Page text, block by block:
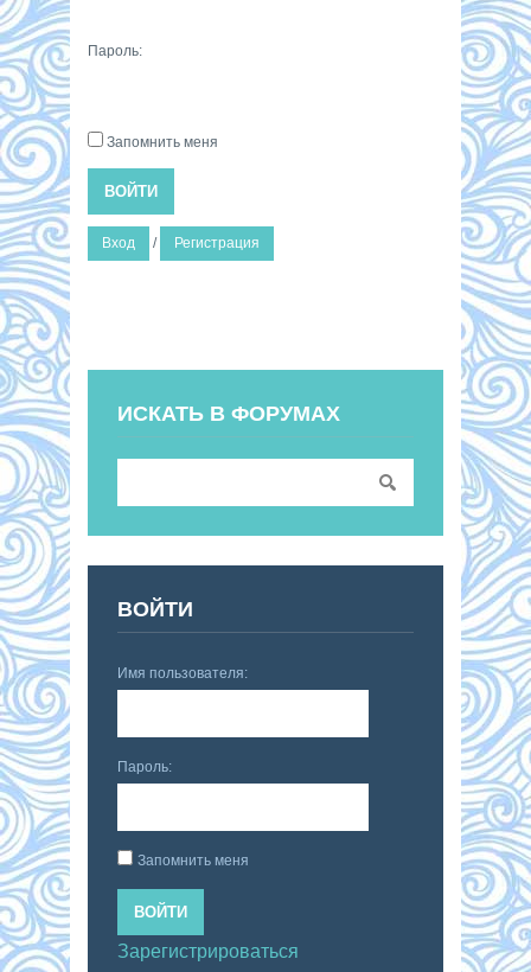
Пароль:
Запомнить меня
ВОЙТИ
Вход / Регистрация
ИСКАТЬ В ФОРУМАХ
ВОЙТИ
Имя пользователя:
Пароль:
Запомнить меня
ВОЙТИ
Зарегистрироваться